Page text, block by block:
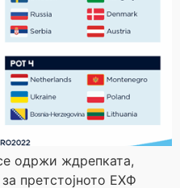
одржи ждрепката,
претстојното ЕХФ